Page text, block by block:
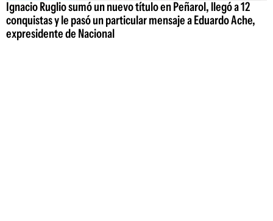
Ignacio Ruglio sumó un nuevo título en Peñarol, llegó a 12
conquistas y le pasó un particular mensaje a Eduardo Ache,
expresidente de Nacional